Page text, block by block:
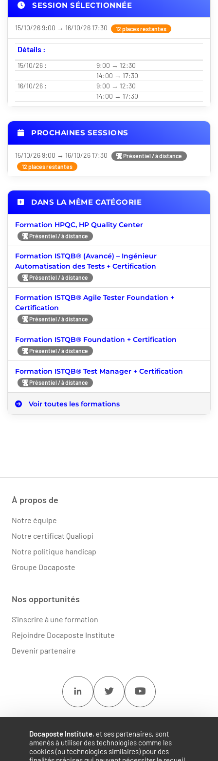
Docaposte Institute, et ses partenaires, sont
amenés à utiliser des technologies comme les
cookies (ou technologies similaires) pour des
SESSION SÉLECTIONNÉE
15/10/26 9:00 → 16/10/26 17:30 12 places restantes
Détails :
15/10/26 :
9:00 → 12:30
14:00 → 17:30
16/10/26 :
9:00 → 12:30
14:00 → 17:30
PROCHAINES SESSIONS
15/10/26 9:00 → 16/10/26 17:30
Présentiel / à distance
12 places restantes
DANS LA MÊME CATÉGORIE
Formation HPQC, HP Quality Center
Présentiel / à distance
Formation ISTQB® (Avancé) – Ingénieur
Automatisation des Tests + Certification
Présentiel / à distance
Formation ISTQB® Agile Tester Foundation +
Certification
Présentiel / à distance
Formation ISTQB® Foundation + Certification
Présentiel / à distance
Formation ISTQB® Test Manager + Certification
Présentiel / à distance
Voir toutes les formations
À propos de
Notre équipe
Notre certificat Qualiopi
Notre politique handicap
Groupe Docaposte
Nos opportunités
S'inscrire à une formation
Rejoindre Docaposte Institute
Devenir partenaire
Linkedin Twitter Youtube